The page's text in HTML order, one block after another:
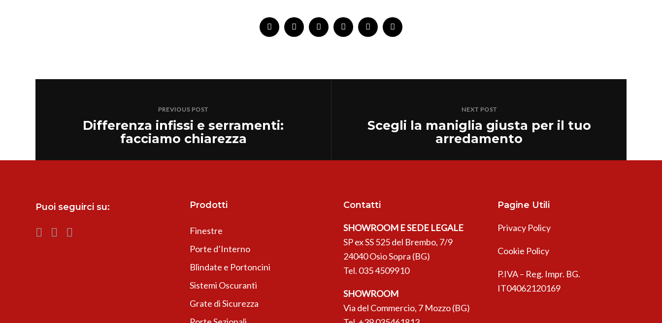
PREVIOUS POST
Differenza infissi e serramenti:
facciamo chiarezza
NEXT POST
Scegli la maniglia giusta per il tuo
arredamento
Puoi seguirci su: Prodotti
Finestre
Porte d’Interno
Blindate e Portoncini
Sistemi Oscuranti
Grate di Sicurezza
Contatti
SHOWROOM E SEDE LEGALE
SP ex SS 525 del Brembo, 7/9
24040 Osio Sopra (BG)
Tel. 035 4509910
SHOWROOM
Via del Commercio, 7 Mozzo (BG)
Pagine Utili
Privacy Policy
Cookie Policy
P.IVA – Reg. Impr. BG.
IT04062120169